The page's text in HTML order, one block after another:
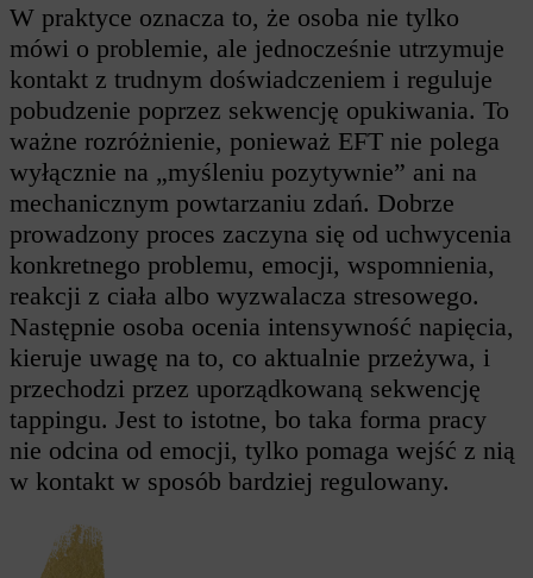
W praktyce oznacza to, że osoba nie tylko
mówi o problemie, ale jednocześnie utrzymuje
kontakt z trudnym doświadczeniem i reguluje
pobudzenie poprzez sekwencję opukiwania. To
ważne rozróżnienie, ponieważ EFT nie polega
wyłącznie na „myśleniu pozytywnie” ani na
mechanicznym powtarzaniu zdań. Dobrze
prowadzony proces zaczyna się od uchwycenia
konkretnego problemu, emocji, wspomnienia,
reakcji z ciała albo wyzwalacza stresowego.
Następnie osoba ocenia intensywność napięcia,
kieruje uwagę na to, co aktualnie przeżywa, i
przechodzi przez uporządkowaną sekwencję
tappingu. Jest to istotne, bo taka forma pracy
nie odcina od emocji, tylko pomaga wejść z nią
w kontakt w sposób bardziej regulowany.